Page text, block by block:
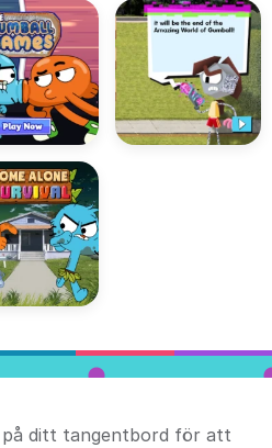
på ditt tangentbord för att